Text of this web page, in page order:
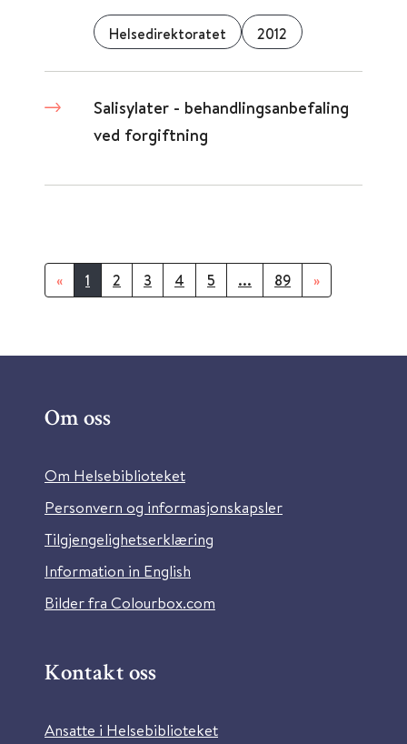
Helsedirektoratet 2012
Salisylater - behandlingsanbefaling
ved forgiftning
« 1 2 3 4 5 ... 89 »
Om oss
Om Helsebiblioteket
Personvern og informasjonskapsler
Tilgjengelighetserklæring
Information in English
Bilder fra Colourbox.com
Kontakt oss
Ansatte i Helsebiblioteket